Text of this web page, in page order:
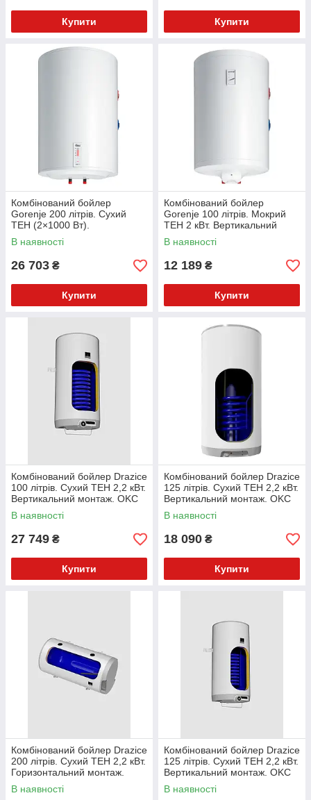
Купити Купити
Комбінований бойлер
Gorenje 200 літрів. Сухий
ТЕН (2×1000 Вт).
Вертикальний монтаж. GBK
200E5 Econ MC L,R
В наявності
26 703 ₴
Купити
Комбінований бойлер
Gorenje 100 літрів. Мокрий
ТЕН 2 кВт. Вертикальний
монтаж. TGRK100 NG
LN,RN/V9
В наявності
12 189 ₴
Купити
Комбінований бойлер Drazice
100 літрів. Сухий ТЕН 2,2 кВт.
Вертикальний монтаж. OKC
100 1м2
В наявності
27 749 ₴
Купити
Комбінований бойлер Drazice
125 літрів. Сухий ТЕН 2,2 кВт.
Вертикальний монтаж. OKC
125 LC
В наявності
18 090 ₴
Купити
Комбінований бойлер Drazice
200 літрів. Сухий ТЕН 2,2 кВт.
Горизонтальний монтаж.
OKCV 200
В наявності
Комбінований бойлер Drazice
125 літрів. Сухий ТЕН 2,2 кВт.
Вертикальний монтаж. OKC
125
В наявності